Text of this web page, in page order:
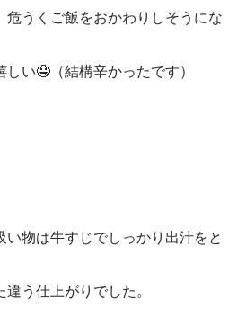
危うくご飯をおかわりしそうにな
い🤤（結構辛かったです）
い物は牛すじでしっかり出汁をと
う仕上がりでした。